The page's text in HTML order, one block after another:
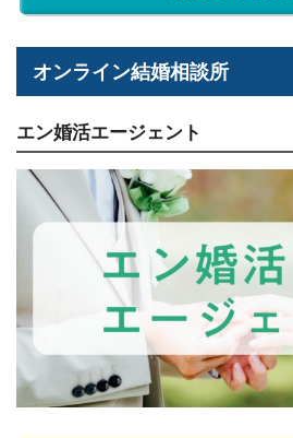
オンライン結婚相談所
エン婚活エージェント